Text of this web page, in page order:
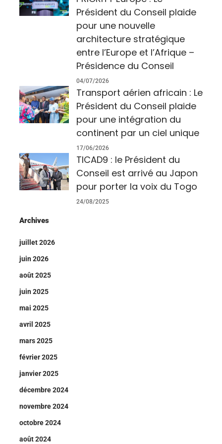
Président du Conseil plaide
pour une nouvelle
architecture stratégique
entre l’Europe et l’Afrique –
Présidence du Conseil
04/07/2026
Transport aérien africain : Le
Président du Conseil plaide
pour une intégration du
continent par un ciel unique
17/06/2026
TICAD9 : le Président du
Conseil est arrivé au Japon
pour porter la voix du Togo
24/08/2025
Archives
juillet 2026
juin 2026
août 2025
juin 2025
mai 2025
avril 2025
mars 2025
février 2025
janvier 2025
décembre 2024
novembre 2024
octobre 2024
août 2024